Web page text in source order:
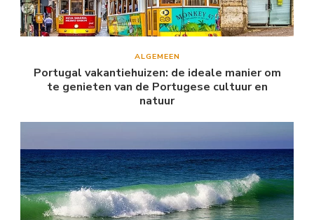
ALGEMEEN
Portugal vakantiehuizen: de ideale manier om
te genieten van de Portugese cultuur en
natuur